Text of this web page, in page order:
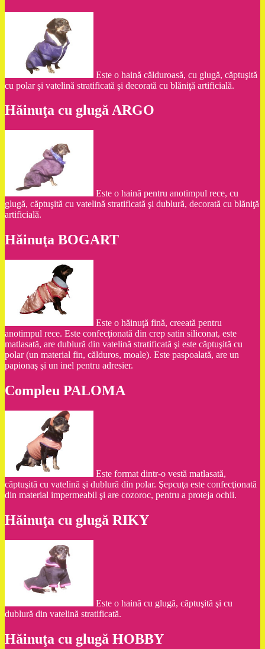
Este o haină călduroasă, cu glugă, căptuşită
cu polar şi vatelină stratificată şi decorată cu blăniţă artificială.
Hăinuţa cu glugă ARGO
Este o haină pentru anotimpul rece, cu
glugă, căptuşită cu vatelină stratificată şi dublură, decorată cu blăniţă
artificială.
Hăinuţa BOGART
Este o hăinuţă fină, creeată pentru
anotimpul rece. Este confecţionată din crep satin siliconat, este
matlasată, are dublură din vatelină stratificată şi este căptuşită cu
polar (un material fin, călduros, moale). Este paspoalată, are un
papionaş şi un inel pentru adresier.
Compleu PALOMA
Este format dintr-o vestă matlasată,
căptuşită cu vatelină şi dublură din polar. Şepcuţa este confecţionată
din material impermeabil şi are cozoroc, pentru a proteja ochii.
Hăinuţa cu glugă RIKY
Este o haină cu glugă, căptuşită şi cu
dublură din vatelină stratificată.
Hăinuţa cu glugă HOBBY